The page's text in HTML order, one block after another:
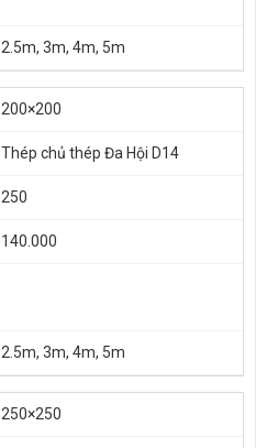
2.5m, 3m, 4m, 5m
200×200
Thép chủ thép Đa Hội D14
250
140.000
2.5m, 3m, 4m, 5m
250×250